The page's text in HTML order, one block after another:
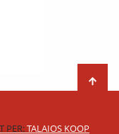
PER:TALAIOS KOOP